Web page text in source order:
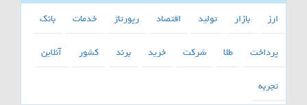
ارز بازار تولید اقتصاد رپورتاژ خدمات
بانك
پرداخت
طلا شركت خرید برند كشور
آنلاین
تجربه